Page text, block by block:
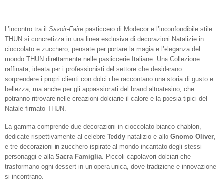
L’incontro tra il Savoir-Faire pasticcero di Modecor e l’inconfondibile stile
THUN si concretizza in una linea esclusiva di decorazioni Natalizie in
cioccolato e zucchero, pensate per portare la magia e l’eleganza del
mondo THUN direttamente nelle pasticcerie Italiane. Una Collezione
raffinata, ideata per i professionisti del settore che desiderano
sorprendere i propri clienti con dolci che raccontano una storia di gusto e
bellezza, ma anche per gli appassionati del brand altoatesino, che
potranno ritrovare nelle creazioni dolciarie il calore e la poesia tipici del
Natale firmato THUN.
La gamma comprende due decorazioni in cioccolato bianco chablon,
dedicate rispettivamente al celebre Teddy natalizio e allo Gnomo Oliver,
e tre decorazioni in zucchero ispirate al mondo incantato degli stessi
personaggi e alla Sacra Famiglia. Piccoli capolavori dolciari che
trasformano ogni dessert in un’opera unica, dove tradizione e innovazione
si incontrano.